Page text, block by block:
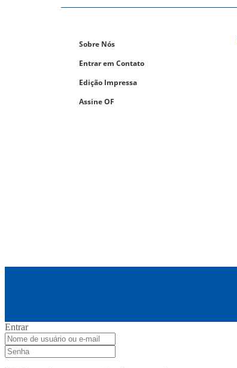
Sobre Nós
Entrar em Contato
Edição Impressa
Assine OF
Entrar